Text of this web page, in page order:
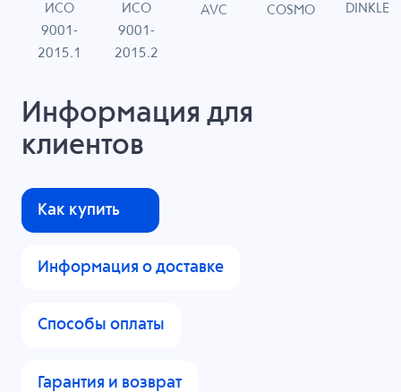
ИСО
9001-
2015.1
ИСО
9001-
2015.2
AVC COSMO DINKLE
Информация для
клиентов
Как купить
Информация о доставке
Способы оплаты
Гарантия и возврат